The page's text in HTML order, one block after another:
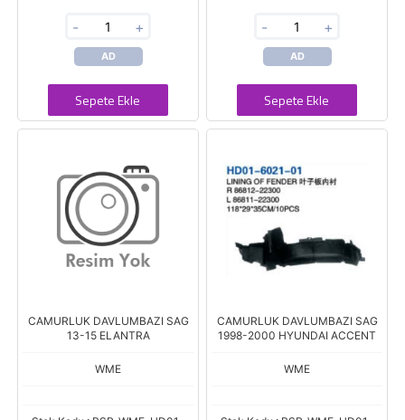
- +
AD
Sepete Ekle
- +
AD
Sepete Ekle
CAMURLUK DAVLUMBAZI SAG
13-15 ELANTRA
WME
CAMURLUK DAVLUMBAZI SAG
1998-2000 HYUNDAI ACCENT
WME